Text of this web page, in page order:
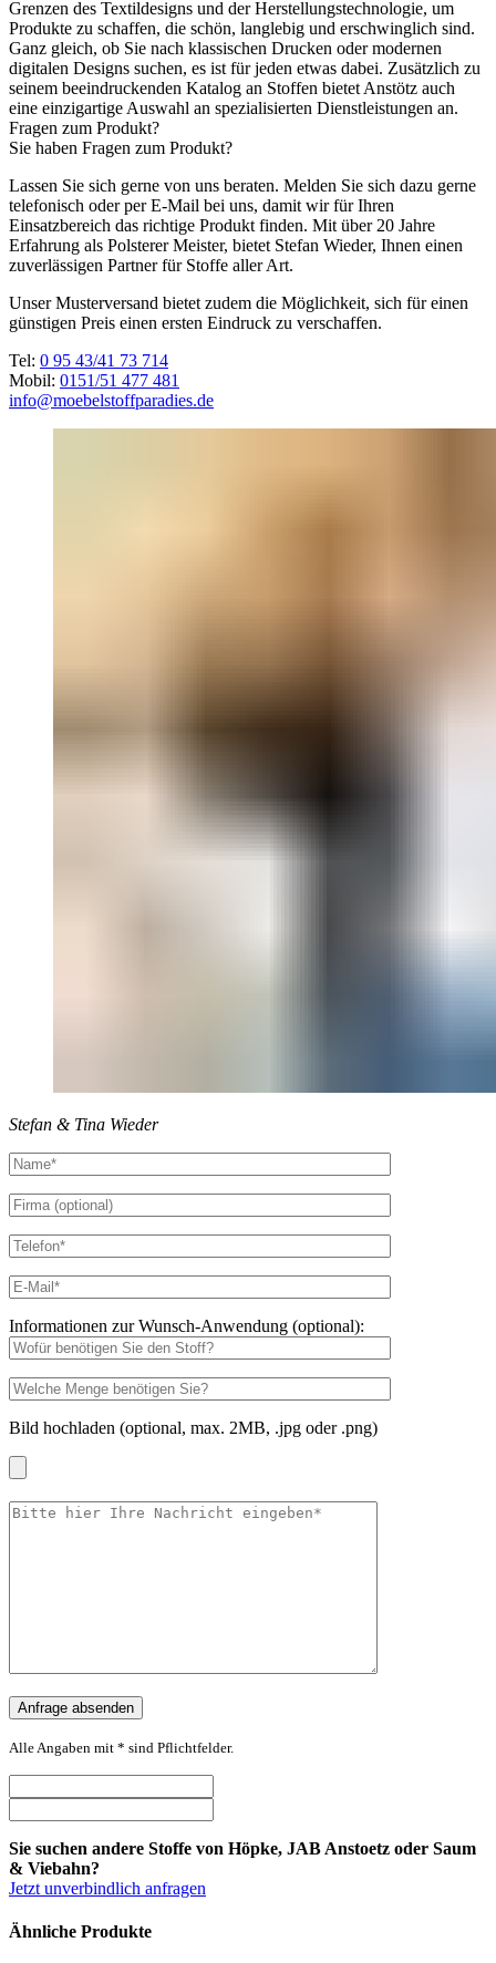
Grenzen des Textildesigns und der Herstellungstechnologie, um
Produkte zu schaffen, die schön, langlebig und erschwinglich sind.
Ganz gleich, ob Sie nach klassischen Drucken oder modernen
digitalen Designs suchen, es ist für jeden etwas dabei. Zusätzlich zu
seinem beeindruckenden Katalog an Stoffen bietet Anstötz auch
eine einzigartige Auswahl an spezialisierten Dienstleistungen an.
Fragen zum Produkt?
Sie haben Fragen zum Produkt?
Lassen Sie sich gerne von uns beraten. Melden Sie sich dazu gerne
telefonisch oder per E-Mail bei uns, damit wir für Ihren
Einsatzbereich das richtige Produkt finden. Mit über 20 Jahre
Erfahrung als Polsterer Meister, bietet Stefan Wieder, Ihnen einen
zuverlässigen Partner für Stoffe aller Art.
Unser Musterversand bietet zudem die Möglichkeit, sich für einen
günstigen Preis einen ersten Eindruck zu verschaffen.
Tel: 0 95 43/41 73 714
Mobil: 0151/51 477 481
info@moebelstoffparadies.de
Stefan & Tina Wieder
Informationen zur Wunsch-Anwendung (optional):
Bild hochladen (optional, max. 2MB, .jpg oder .png)
Alle Angaben mit * sind Pflichtfelder.
Sie suchen andere Stoffe von Höpke, JAB Anstoetz oder Saum
& Viebahn?
Jetzt unverbindlich anfragen
Ähnliche Produkte